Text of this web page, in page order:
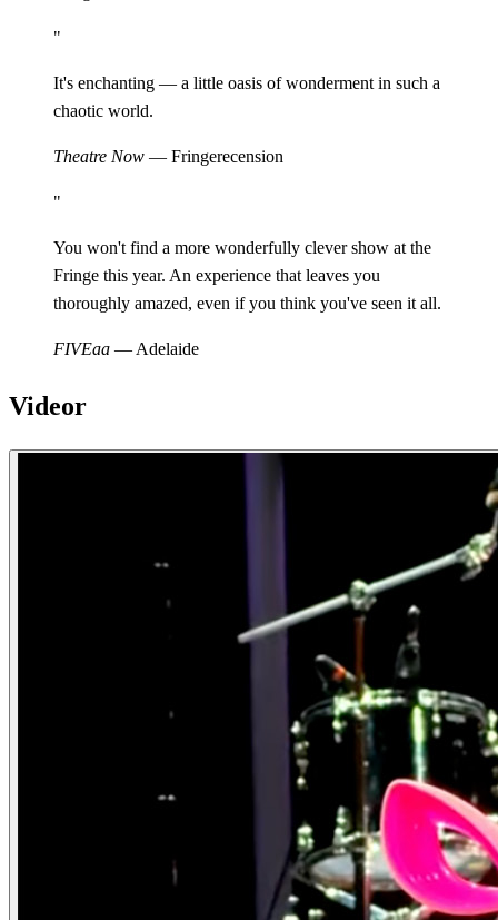
"
It's enchanting — a little oasis of wonderment in such a
chaotic world.
Theatre Now — Fringerecension
"
You won't find a more wonderfully clever show at the
Fringe this year. An experience that leaves you
thoroughly amazed, even if you think you've seen it all.
FIVEaa — Adelaide
Videor